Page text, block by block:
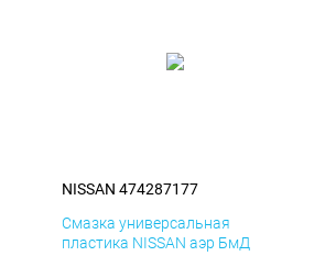
NISSAN 474287177
Смазка универсальная
пластика NISSAN аэр БмД